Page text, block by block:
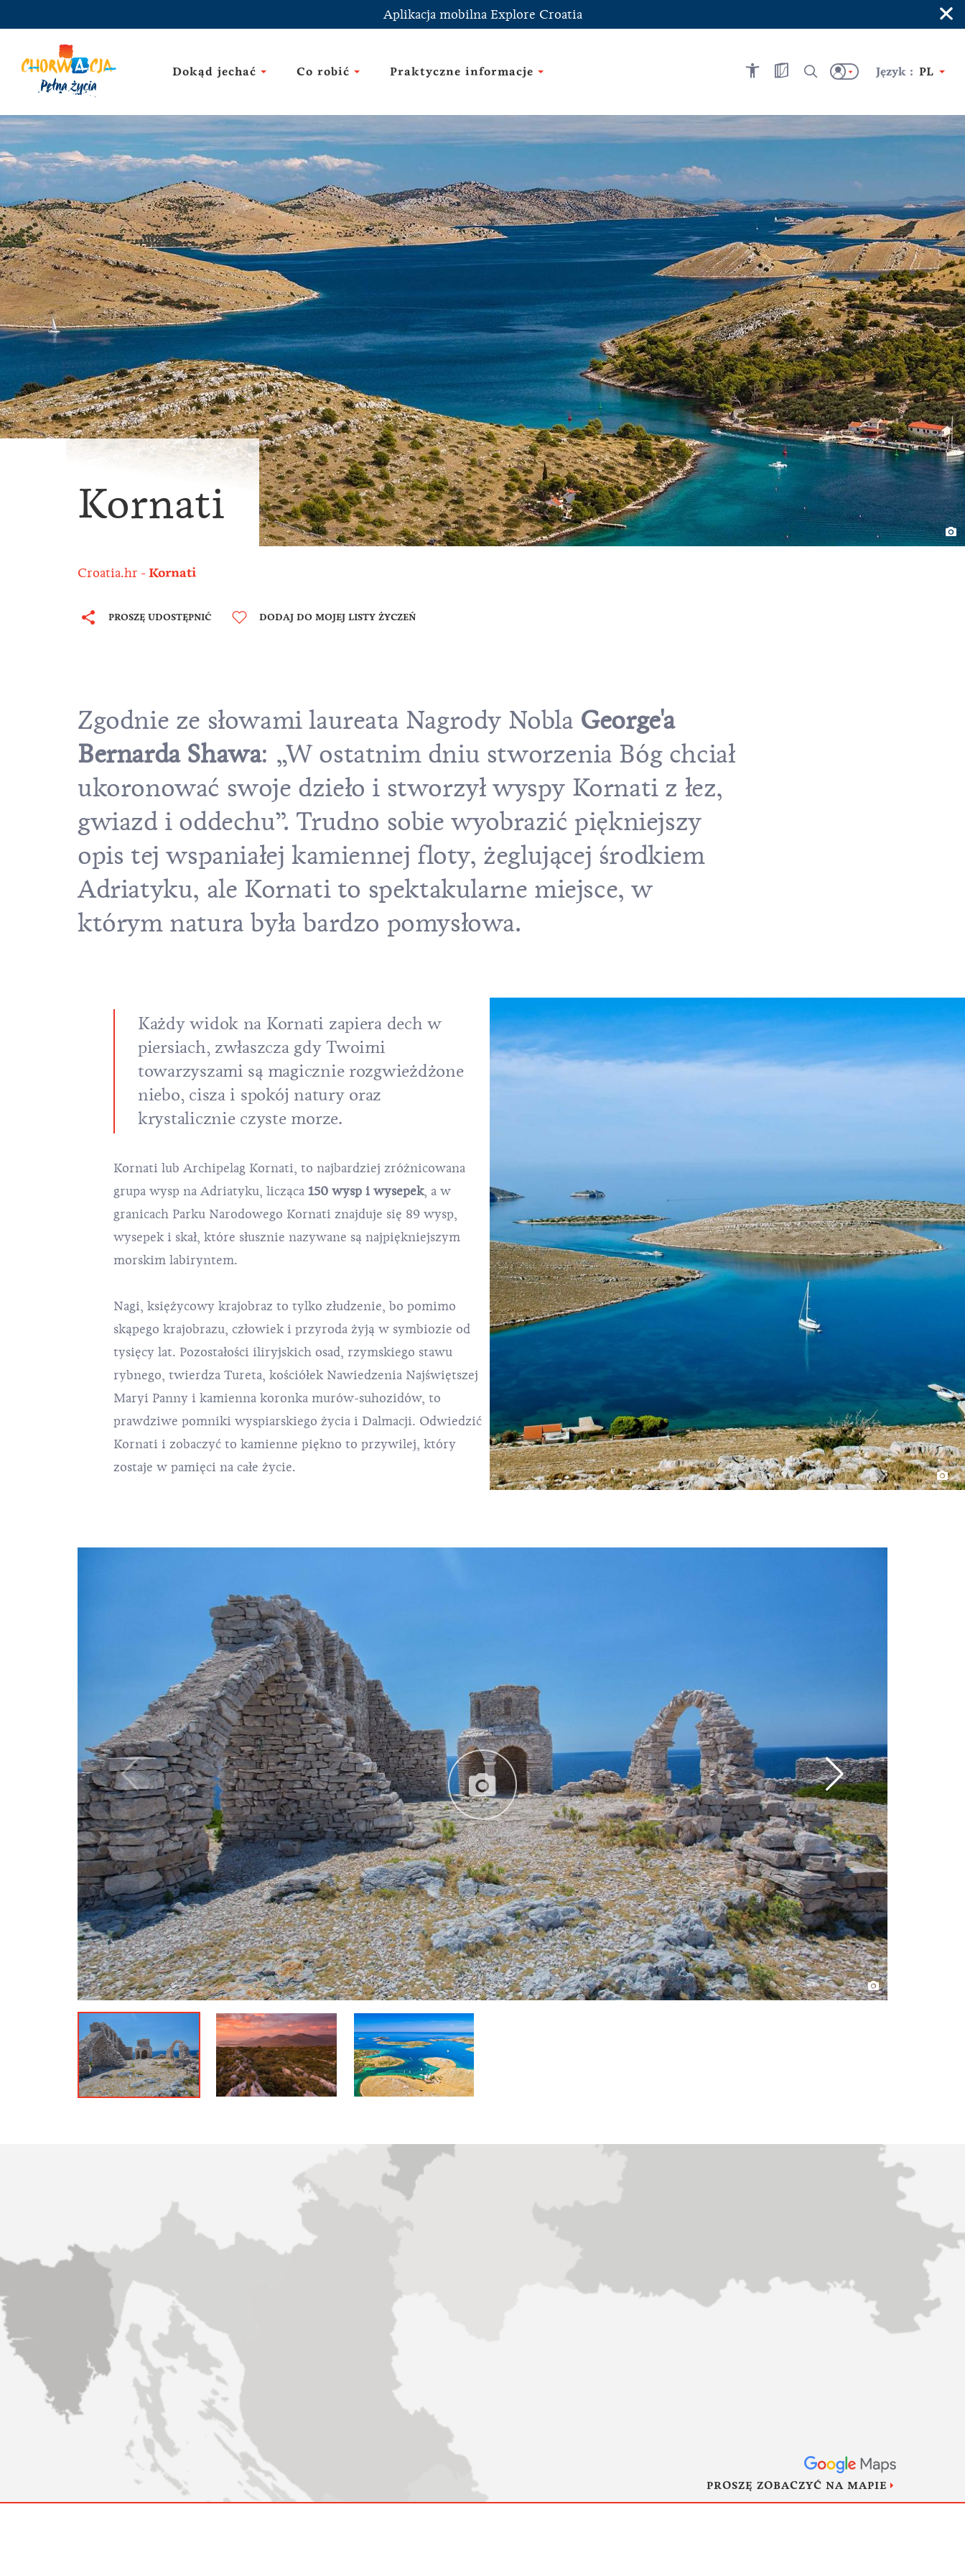
Aplikacja mobilna Explore Croatia ×
Dokąd jechać Co robić Praktyczne informacje Język : PL
Kornati
Croatia.hr Kornati
PROSZĘ UDOSTĘPNIĆ DODAJ DO MOJEJ LISTY ŻYCZEŃ
Zgodnie ze słowami laureata Nagrody Nobla George'a
Bernarda Shawa: „W ostatnim dniu stworzenia Bóg chciał
ukoronować swoje dzieło i stworzył wyspy Kornati z łez,
gwiazd i oddechu”. Trudno sobie wyobrazić piękniejszy
opis tej wspaniałej kamiennej floty, żeglującej środkiem
Adriatyku, ale Kornati to spektakularne miejsce, w
którym natura była bardzo pomysłowa.
Każdy widok na Kornati zapiera dech w
piersiach, zwłaszcza gdy Twoimi
towarzyszami są magicznie rozgwieżdżone
niebo, cisza i spokój natury oraz
krystalicznie czyste morze.
Kornati lub Archipelag Kornati, to najbardziej zróżnicowana
grupa wysp na Adriatyku, licząca 150 wysp i wysepek, a w
granicach Parku Narodowego Kornati znajduje się 89 wysp,
wysepek i skał, które słusznie nazywane są najpiękniejszym
morskim labiryntem.
Nagi, księżycowy krajobraz to tylko złudzenie, bo pomimo
skąpego krajobrazu, człowiek i przyroda żyją w symbiozie od
tysięcy lat. Pozostałości iliryjskich osad, rzymskiego stawu
rybnego, twierdza Tureta, kościółek Nawiedzenia Najświętszej
Maryi Panny i kamienna koronka murów-suhozidów, to
prawdziwe pomniki wyspiarskiego życia i Dalmacji. Odwiedzić
Kornati i zobaczyć to kamienne piękno to przywilej, który
zostaje w pamięci na całe życie.
PROSZĘ ZOBACZYĆ NA MAPIE